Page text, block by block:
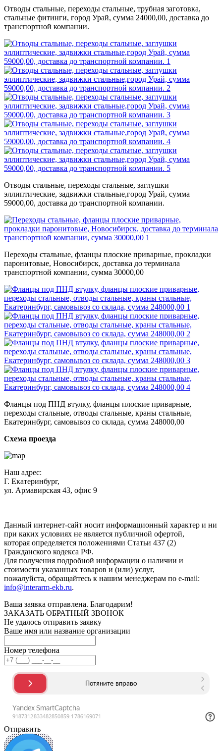
Отводы стальные, переходы стальные, трубная заготовка,
стальные фитинги, город Урай, сумма 24000,00, доставка до
транспортной компании.
Отводы стальные, переходы стальные, заглушки
эллиптические, задвижки стальные,город Урай, сумма
59000,00, доставка до транспортной компании.
Переходы стальные, фланцы плоские приварные, прокладки
паронитовые, Новосибирск, доставка до терминала
транспортной компании, сумма 30000,00
Фланцы под ПНД втулку, фланцы плоские приварные,
переходы стальные, отводы стальные, краны стальные,
Екатеринбург, самовывоз со склада, сумма 248000,00
Схема проезда
Наш адрес:
Г. Екатеринбург,
ул. Армавирская 43, офис 9
Данный интернет-сайт носит информационный характер и ни
при каких условиях не является публичной офертой,
которая определяется положениями Статьи 437 (2)
Гражданского кодекса РФ.
Для получения подробной информации о наличии и
стоимости указанных товаров и (или) услуг,
пожалуйста, обращайтесь к нашим менеджерам по e-mail:
info@interarm-ekb.ru.
Ваша заявка отправлена. Благодарим!
ЗАКАЗАТЬ ОБРАТНЫЙ ЗВОНОК
Не удалось отправить заявку
Ваше имя или название организации
Номер телефона
Отправить